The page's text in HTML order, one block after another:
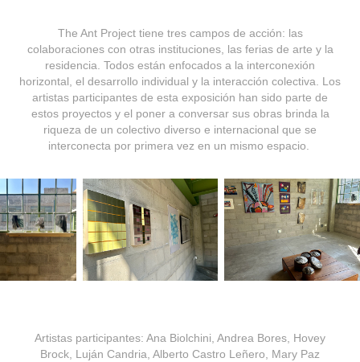
The Ant Project tiene tres campos de acción: las
colaboraciones con otras instituciones, las ferias de arte y la
residencia. Todos están enfocados a la interconexión
horizontal, el desarrollo individual y la interacción colectiva. Los
artistas participantes de esta exposición han sido parte de
estos proyectos y el poner a conversar sus obras brinda la
riqueza de un colectivo diverso e internacional que se
interconecta por primera vez en un mismo espacio.
Artistas participantes: Ana Biolchini, Andrea Bores, Hovey
Brock, Luján Candria, Alberto Castro Leñero, Mary Paz